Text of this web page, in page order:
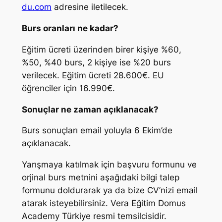
du.com adresine iletilecek.
Burs oranları ne kadar?
Eğitim ücreti üzerinden birer kişiye %60,
%50, %40 burs, 2 kişiye ise %20 burs
verilecek. Eğitim ücreti 28.600€. EU
öğrenciler için 16.990€.
Sonuçlar ne zaman açıklanacak?
Burs sonuçları email yoluyla 6 Ekim’de
açıklanacak.
Yarışmaya katılmak için başvuru formunu ve
orjinal burs metnini aşağıdaki bilgi talep
formunu doldurarak ya da bize CV’nizi email
atarak isteyebilirsiniz. Vera Eğitim Domus
Academy Türkiye resmi temsilcisidir.